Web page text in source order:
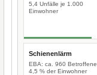
5,4 Unfälle je 1.000
Einwohner
Schienenlärm
EBA: ca. 960 Betroffene,
4,5 % der Einwohner